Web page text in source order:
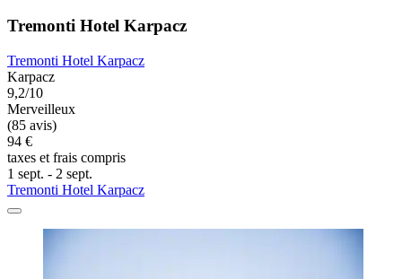
Tremonti Hotel Karpacz
Tremonti Hotel Karpacz
Karpacz
9,2/10
Merveilleux
(85 avis)
94 €
taxes et frais compris
1 sept. - 2 sept.
Tremonti Hotel Karpacz